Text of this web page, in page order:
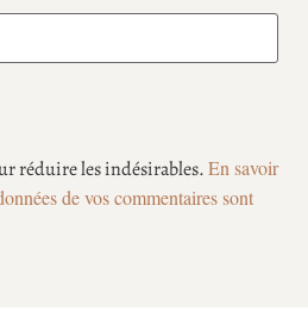
réduire les indésirables.En savoir
de vos commentaires sont